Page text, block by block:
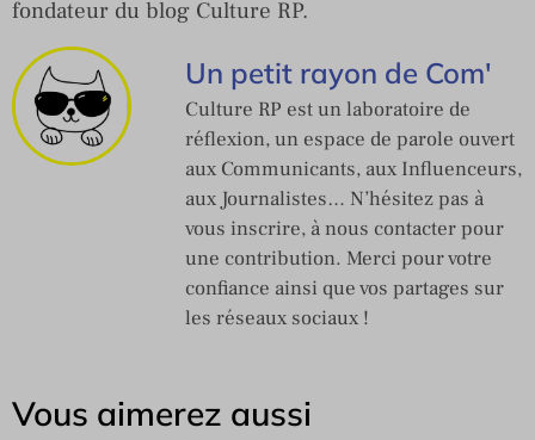
fondateur du blog Culture RP.
Un petit rayon de Com'
Culture RP est un laboratoire de
réflexion, un espace de parole ouvert
aux Communicants, aux Influenceurs,
aux Journalistes… N’hésitez pas à
vous inscrire, à nous contacter pour
une contribution. Merci pour votre
confiance ainsi que vos partages sur
les réseaux sociaux !
Vous aimerez aussi